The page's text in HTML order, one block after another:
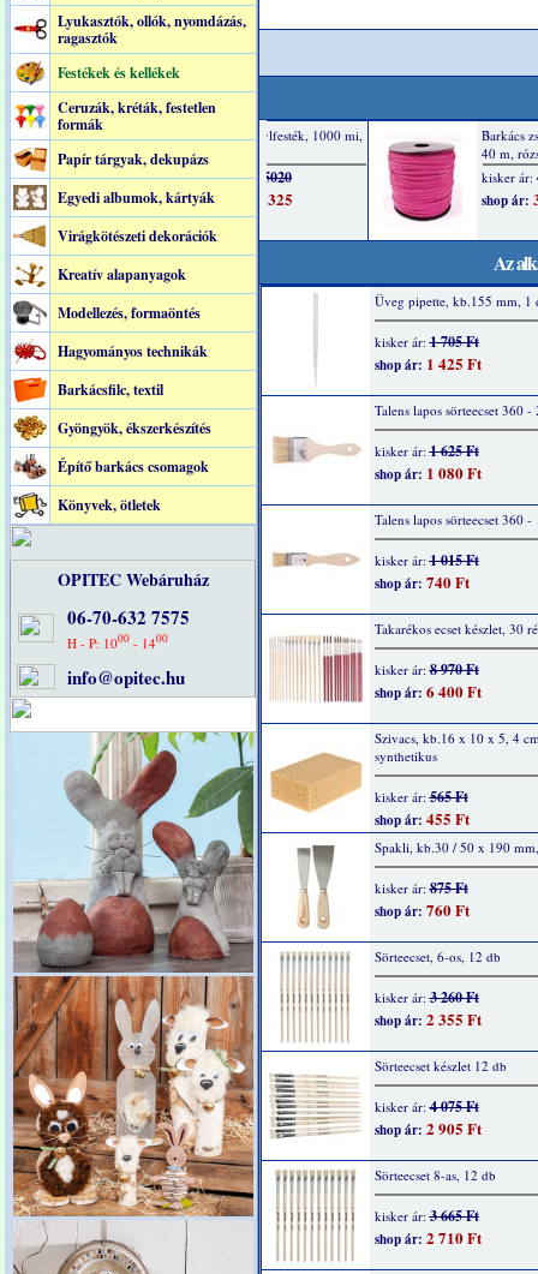
Lyukasztók, ollók, nyomdázás,
ragasztók
Festékek és kellékek
Ceruzák, kréták, festetlen
formák
Papír tárgyak, dekupázs
Egyedi albumok, kártyák
Virágkötészeti dekorációk
Kreatív alapanyagok
Modellezés, formaöntés
Hagyományos technikák
Barkácsfilc, textil
Gyöngyök, ékszerkészítés
Építő barkács csomagok
Könyvek, ötletek
OPITEC Webáruház
06-70-632 7575
H - P: 1000 - 1400
info@opitec.hu
Az
Üveg pipette, kb.155 mm, 1
kisker ár:1 705 Ft
shop ár: 1 425 Ft
Talens lapos sörteecset 360 -
kisker ár:1 625 Ft
shop ár: 1 080 Ft
Talens lapos sörteecset 360 -
kisker ár:1 015 Ft
shop ár: 740 Ft
Takarékos ecset készlet, 30
kisker ár:8 970 Ft
shop ár: 6 400 Ft
Szivacs, kb.16 x 10 x 5, 4
synthetikus
kisker ár:565 Ft
shop ár: 455 Ft
Spakli, kb.30 / 50 x 190
kisker ár:875 Ft
shop ár: 760 Ft
Sörteecset, 6-os, 12 db
kisker ár:3 260 Ft
shop ár: 2 355 Ft
Sörteecset készlet 12 db
kisker ár:4 075 Ft
shop ár: 2 905 Ft
Sörteecset 8-as, 12 db
kisker ár:3 665 Ft
shop ár: 2 710 Ft